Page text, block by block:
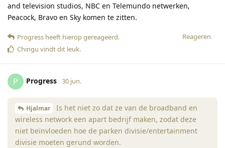
and television studios, NBC en Telemundo netwerken,
Peacock, Bravo en Sky komen te zitten.
Reageren
Progress heeft hierop gereageerd.
Chingu vindt dit leuk.
P Progress 30 jun.
Hjalmar
Is het niet zo dat ze van de broadband en
wireless network een apart bedrijf maken, zodat deze
niet beïnvloeden hoe de parken divisie/entertainment
divisie moeten gerund worden.